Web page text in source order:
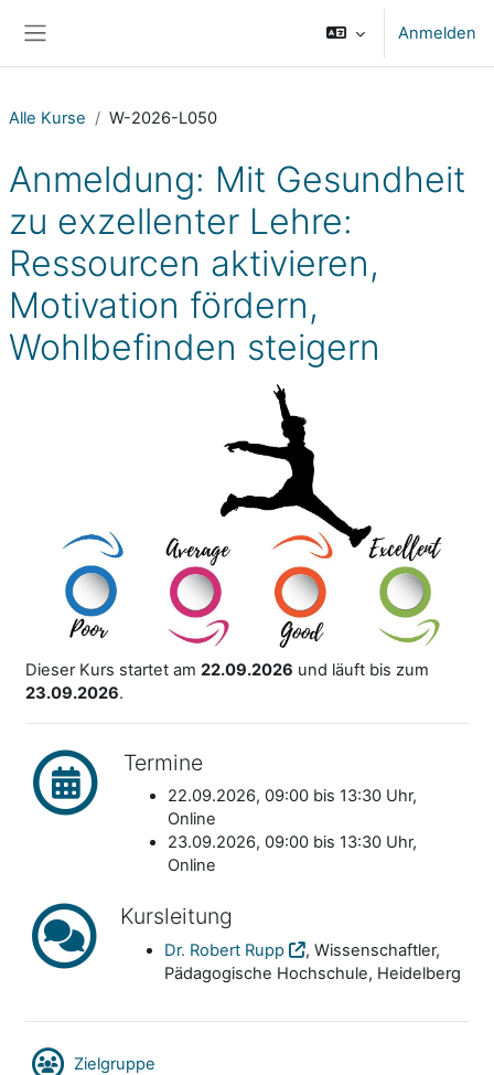
Anmelden
Alle Kurse W-2026-L050
Anmeldung: Mit Gesundheit
zu exzellenter Lehre:
Ressourcen aktivieren,
Motivation fördern,
Wohlbefinden steigern
Dieser Kurs startet am 22.09.2026 und läuft bis zum
23.09.2026.
Termine
22.09.2026, 09:00 bis 13:30 Uhr,
Online
23.09.2026, 09:00 bis 13:30 Uhr,
Online
Kursleitung
Dr. Robert Rupp
, Wissenschaftler,
Pädagogische Hochschule, Heidelberg
Zielgruppe